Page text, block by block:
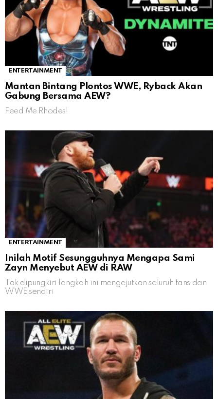
ENTERTAINMENT
Mantan Bintang Plontos WWE, Ryback Akan
Gabung Bersama AEW?
Feed Me Rhodes!
ENTERTAINMENT
Inilah Motif Sesungguhnya Mengapa Sami
Zayn Menyebut AEW di RAW
Tak dipungkiri langkah ini mengejutkan seluruh fans dan
WWE sendiri